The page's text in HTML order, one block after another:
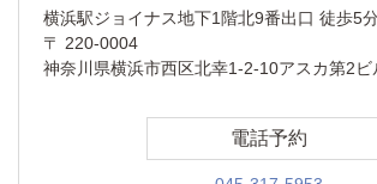
横浜駅ジョイナス地下1階北9番出口 徒歩5
〒 220-0004
神奈川県横浜市西区北幸1-2-10アスカ第2ビ
電話予約